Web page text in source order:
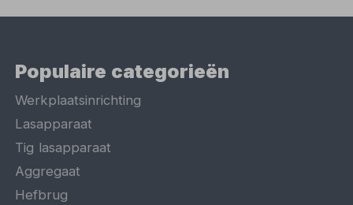
Populaire categorieën
Werkplaatsinrichting
Lasapparaat
Tig lasapparaat
Aggregaat
Hefbrug